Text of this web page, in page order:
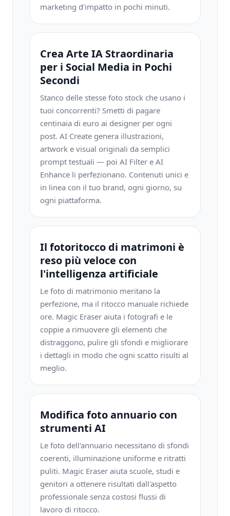
marketing d'impatto in pochi minuti.
Crea Arte IA Straordinaria
per i Social Media in Pochi
Secondi
Stanco delle stesse foto stock che usano i
tuoi concorrenti? Smetti di pagare
centinaia di euro ai designer per ogni
post. AI Create genera illustrazioni,
artwork e visual originali da semplici
prompt testuali — poi AI Filter e AI
Enhance li perfezionano. Contenuti unici e
in linea con il tuo brand, ogni giorno, su
ogni piattaforma.
Il fotoritocco di matrimoni è
reso più veloce con
l'intelligenza artificiale
Le foto di matrimonio meritano la
perfezione, ma il ritocco manuale richiede
ore. Magic Eraser aiuta i fotografi e le
coppie a rimuovere gli elementi che
distraggono, pulire gli sfondi e migliorare
i dettagli in modo che ogni scatto risulti al
meglio.
Modifica foto annuario con
strumenti AI
Le foto dell'annuario necessitano di sfondi
coerenti, illuminazione uniforme e ritratti
puliti. Magic Eraser aiuta scuole, studi e
genitori a ottenere risultati dall'aspetto
professionale senza costosi flussi di
lavoro di ritocco.